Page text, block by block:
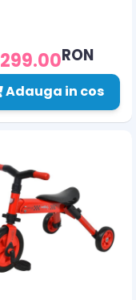
299.00RON
Adauga in cos